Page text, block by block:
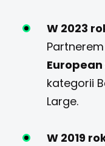
W 2023
kategorii
Large.
W 2019